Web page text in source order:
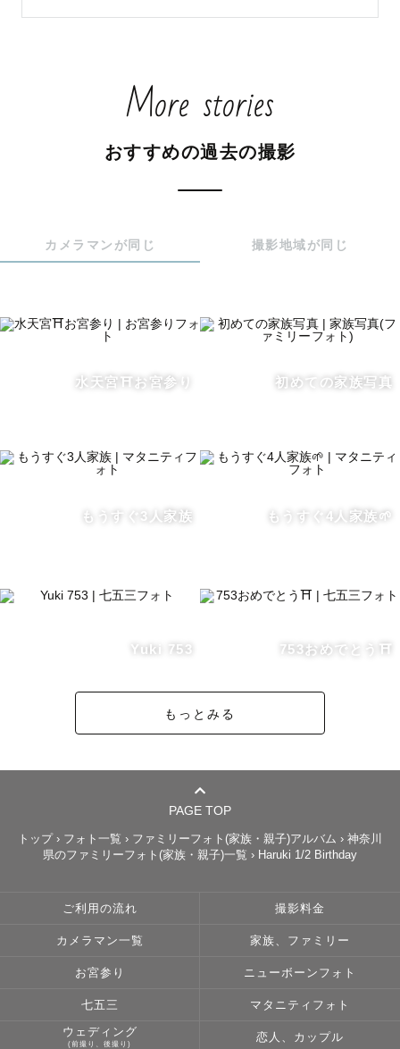
のお子さまも安心してお任せください◎
ざし。そのご家族らしい空気感まで写真に残したいと思っ
「撮影って楽しいね」
色褪せることない1枚を、いつかの未来へ。
୨୧ ─────────── ୨୧
More stories
おすすめの過去の撮影
カメラマンが同じ 撮影地域が同じ
水天宮⛩️お宮参り 初めての家族写真
もうすぐ3人家族 もうすぐ4人家族🌱
Yuki 753 753おめでとう⛩️
もっとみる
PAGE TOP
トップ › フォト一覧 › ファミリーフォト(家族・親子)アルバム › 神奈川
県のファミリーフォト(家族・親子)一覧 › Haruki 1/2 Birthday
ご利用の流れ 撮影料金
カメラマン一覧 家族、ファミリー
お宮参り ニューボーンフォト
七五三 マタニティフォト
ウェディング
(前撮り、後撮り)
恋人、カップル